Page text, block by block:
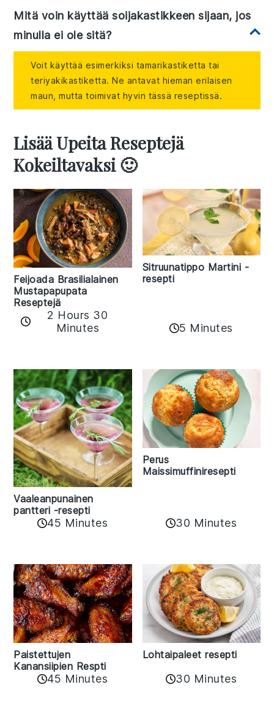
Mitä voin käyttää soijakastikkeen sijaan, jos
minulla ei ole sitä?
Voit käyttää esimerkiksi tamarikastiketta tai
teriyakikastiketta. Ne antavat hieman erilaisen
maun, mutta toimivat hyvin tässä reseptissä.
Lisää Upeita Reseptejä
Kokeiltavaksi 🙂
Feijoada Brasilialainen
Mustapapupata
Reseptejä
2 Hours 30
Minutes
Sitruunatippo Martini -
resepti
5 Minutes
Vaaleanpunainen
pantteri -resepti
45 Minutes
Perus
Maissimuffiniresepti
30 Minutes
Paistettujen
Kanansiipien Respti
45 Minutes
Lohtaipaleet resepti
30 Minutes